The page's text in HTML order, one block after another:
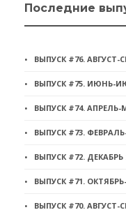
Последние
ВЫПУСК #76. АВГУСТ-
ВЫПУСК #75. ИЮНЬ-
ВЫПУСК #74. АПРЕЛЬ-
ВЫПУСК #73.
ВЫПУСК #72. ДЕКАБРЬ
ВЫПУСК #71.
ВЫПУСК #70. АВГУСТ-